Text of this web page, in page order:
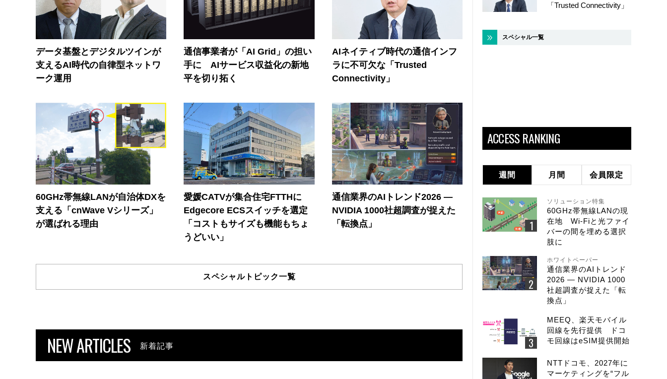
データ基盤とデジタルツインが
支えるAI時代の自律型ネットワ
ーク運用
通信事業者が「AI Grid」の担い
手に AIサービス収益化の新地
平を切り拓く
AIネイティブ時代の通信インフ
ラに不可欠な「Trusted
Connectivity」
60GHz帯無線LANが自治体DXを
支える「cnWave Vシリーズ」
が選ばれる理由
愛媛CATVが集合住宅FTTHに
Edgecore ECSスイッチを選定
「コストもサイズも機能もちょ
うどいい」
通信業界のAIトレンド2026 ―
NVIDIA 1000社超調査が捉えた
「転換点」
スペシャルトピック一覧
NEW ARTICLES 新着記事
「Trusted Connectivity」
スペシャル一覧
ACCESS RANKING
週間 月間 会員限定
ソリューション特集
60GHz帯無線LANの現
在地 Wi-Fiと光ファイ
バーの間を埋める選択
肢に
ホワイトペーパー
通信業界のAIトレンド
2026 ― NVIDIA 1000
社超調査が捉えた「転
換点」
MEEQ、楽天モバイル
回線を先行提供 ドコ
モ回線はeSIM提供開始
NTTドコモ、2027年に
マーケティングを“フル